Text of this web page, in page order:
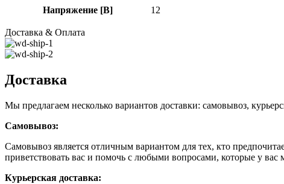
Напряжение [В] 12
Доставка & Оплата
Доставка
Мы предлагаем несколько вариантов доставки: самовывоз,
Самовывоз:
Самовывоз является отличным вариантом для тех, кто
приветствовать вас и помочь с любыми вопросами, которые у вас
Курьерская доставка: